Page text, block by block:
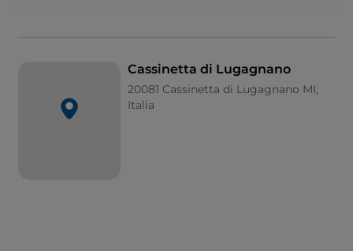
sono sorte per permettere ai proprietari di
controllare la gestione dei terreni da parte dei
fittavoli e sono rimaste nel tempo splendide come lo
erano secoli fa.
Cassinetta di Lugagnano
20081 Cassinetta di Lugagnano MI,
Italia